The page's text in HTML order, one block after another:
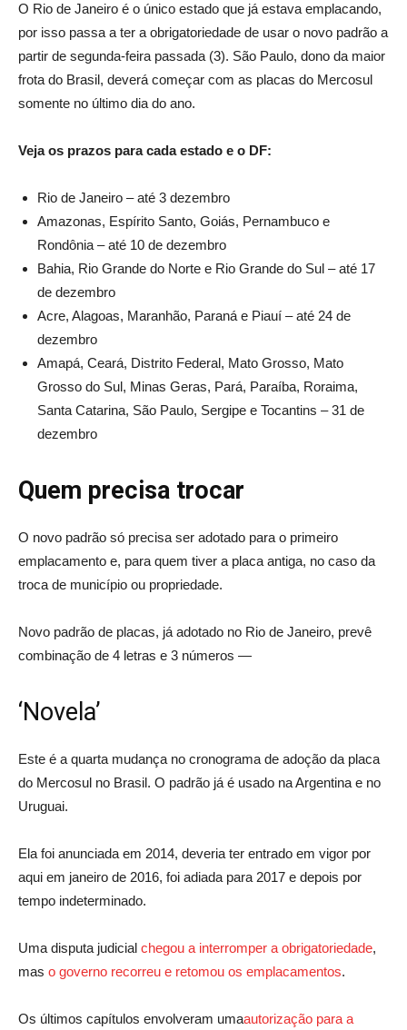
O Rio de Janeiro é o único estado que já estava emplacando,
por isso passa a ter a obrigatoriedade de usar o novo padrão a
partir de segunda-feira passada (3). São Paulo, dono da maior
frota do Brasil, deverá começar com as placas do Mercosul
somente no último dia do ano.
Veja os prazos para cada estado e o DF:
Rio de Janeiro – até 3 dezembro
Amazonas, Espírito Santo, Goiás, Pernambuco e
Rondônia – até 10 de dezembro
Bahia, Rio Grande do Norte e Rio Grande do Sul – até 17
de dezembro
Acre, Alagoas, Maranhão, Paraná e Piauí – até 24 de
dezembro
Amapá, Ceará, Distrito Federal, Mato Grosso, Mato
Grosso do Sul, Minas Geras, Pará, Paraíba, Roraima,
Santa Catarina, São Paulo, Sergipe e Tocantins – 31 de
dezembro
Quem precisa trocar
O novo padrão só precisa ser adotado para o primeiro
emplacamento e, para quem tiver a placa antiga, no caso da
troca de município ou propriedade.
Novo padrão de placas, já adotado no Rio de Janeiro, prevê
combinação de 4 letras e 3 números —
‘Novela’
Este é a quarta mudança no cronograma de adoção da placa
do Mercosul no Brasil. O padrão já é usado na Argentina e no
Uruguai.
Ela foi anunciada em 2014, deveria ter entrado em vigor por
aqui em janeiro de 2016, foi adiada para 2017 e depois por
tempo indeterminado.
Uma disputa judicial chegou a interromper a obrigatoriedade,
mas o governo recorreu e retomou os emplacamentos.
Os últimos capítulos envolveram umaautorização para a